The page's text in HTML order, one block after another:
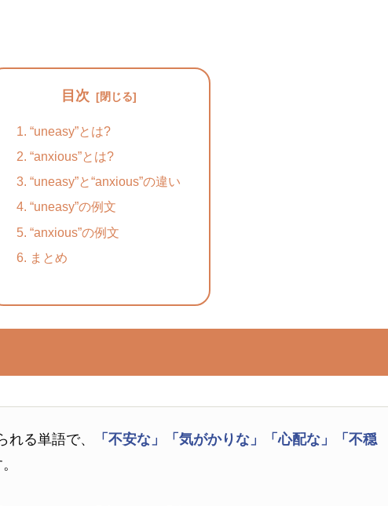
目次
“uneasy”とは?
“anxious”とは?
“uneasy”と“anxious”の違い
“uneasy”の例文
“anxious”の例文
まとめ
れる単語で、 「不安な」 「気がかりな」 「心配な」
「不穏